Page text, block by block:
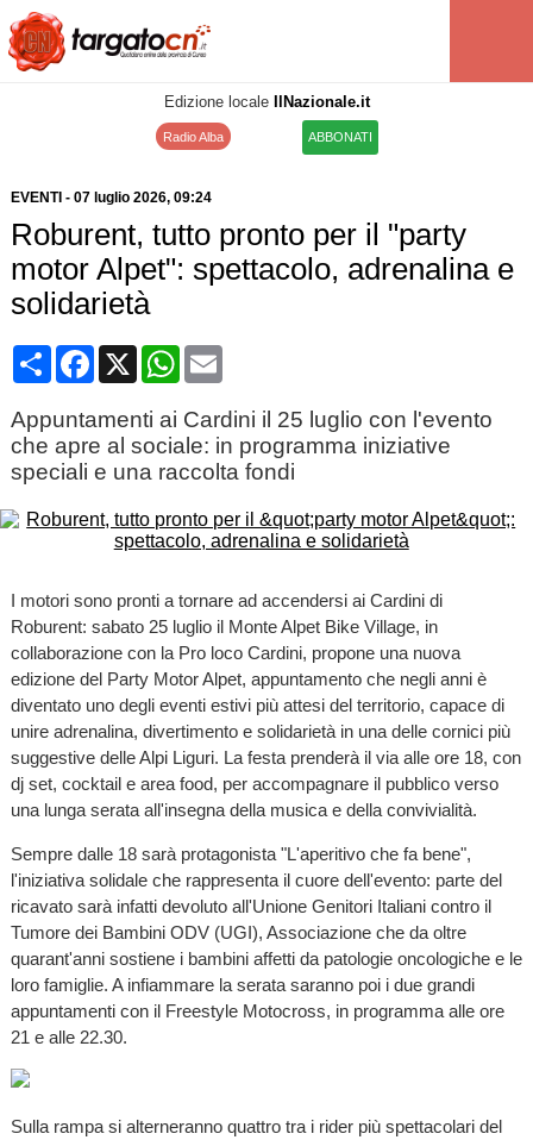
Edizione locale IlNazionale.it
Radio Alba ABBONATI
EVENTI - 07 luglio 2026, 09:24
Roburent, tutto pronto per il "party
motor Alpet": spettacolo, adrenalina e
solidarietà
CondividiFacebook
X WhatsApp
Email
Appuntamenti ai Cardini il 25 luglio con l'evento
che apre al sociale: in programma iniziative
speciali e una raccolta fondi
I motori sono pronti a tornare ad accendersi ai Cardini di
Roburent: sabato 25 luglio il Monte Alpet Bike Village, in
collaborazione con la Pro loco Cardini, propone una nuova
edizione del Party Motor Alpet, appuntamento che negli anni è
diventato uno degli eventi estivi più attesi del territorio, capace di
unire adrenalina, divertimento e solidarietà in una delle cornici più
suggestive delle Alpi Liguri. La festa prenderà il via alle ore 18, con
dj set, cocktail e area food, per accompagnare il pubblico verso
una lunga serata all'insegna della musica e della convivialità.
Sempre dalle 18 sarà protagonista "L'aperitivo che fa bene",
l'iniziativa solidale che rappresenta il cuore dell'evento: parte del
ricavato sarà infatti devoluto all'Unione Genitori Italiani contro il
Tumore dei Bambini ODV (UGI), Associazione che da oltre
quarant'anni sostiene i bambini affetti da patologie oncologiche e le
loro famiglie. A infiammare la serata saranno poi i due grandi
appuntamenti con il Freestyle Motocross, in programma alle ore
21 e alle 22.30.
Sulla rampa si alterneranno quattro tra i rider più spettacolari del